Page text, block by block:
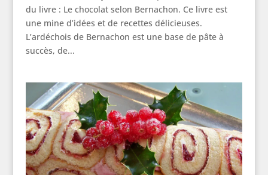
du livre : Le chocolat selon Bernachon. Ce livre est
une mine d’idées et de recettes délicieuses.
L’ardéchois de Bernachon est une base de pâte à
succès, de...